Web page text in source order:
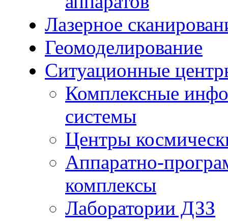
Лазерное
Геомоделирование
Ситуационные
Комплексные
системы
Центры
Аппаратно-
комплексы
Лаборатории ДЗЗ